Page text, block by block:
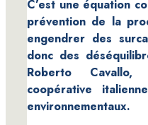
C’est une équation
prévention de la
engendrer des
donc des
Roberto
coopérative
environnementaux.